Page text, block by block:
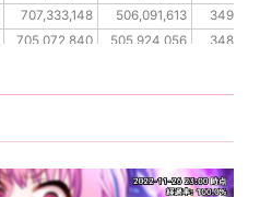
707,333,148 506,091,613
705,072,840 505,924,056